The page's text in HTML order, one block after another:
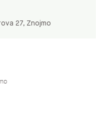
27, Znojmo